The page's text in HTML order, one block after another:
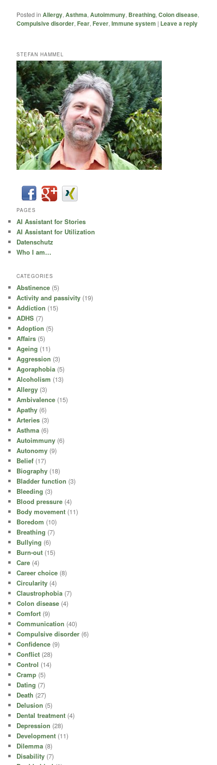
Posted in Allergy,Asthma,Autoimmuny, Breathing,Colon disease,
Compulsive disorder, Fear, Fever,Immune system | Leave a reply
STEFAN HAMMEL
PAGES
AI Assistant for Stories
AI Assistant for Utilization
Datenschutz
Who I am…
CATEGORIES
Abstinence (5)
Activity and passivity (19)
Addiction (15)
ADHS (7)
Adoption (5)
Affairs (5)
Ageing (11)
Aggression (3)
Agoraphobia (5)
Alcoholism (13)
Allergy (3)
Ambivalence (15)
Apathy (6)
Arteries (3)
Asthma (6)
Autoimmuny (6)
Autonomy (9)
Belief (17)
Biography (18)
Bladder function (3)
Bleeding (3)
Blood pressure (4)
Body movement (11)
Boredom (10)
Breathing (7)
Bullying (6)
Burn-out (15)
Care (4)
Career choice (8)
Circularity (4)
Claustrophobia (7)
Colon disease (4)
Comfort (9)
Communication (40)
Compulsive disorder (6)
Confidence (9)
Conflict (28)
Control (14)
Cramp (5)
Dating (7)
Death (27)
Delusion (5)
Dental treatment (4)
Depression (28)
Development (11)
Dilemma (8)
Disability (7)